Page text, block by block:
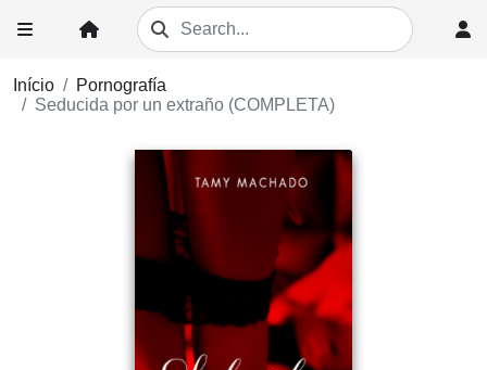
Início
Pornografía
Seducida por un extraño (COMPLETA)